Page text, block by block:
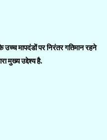
मापदंडों पर निरंतर गतिमान रहने
मुख्य उद्देश्य है.